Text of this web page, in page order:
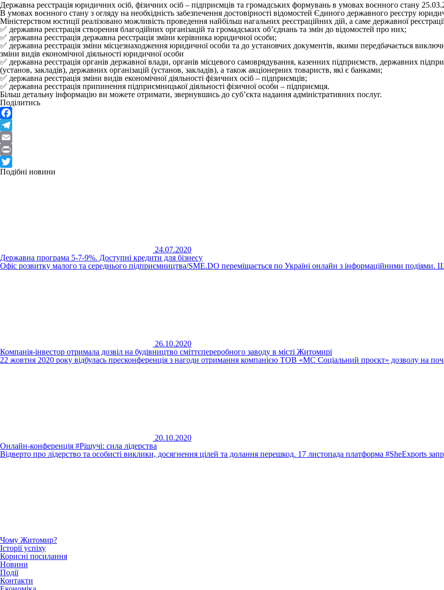
Державна реєстрація юридичних осіб, фізичних осіб – підприємців та громадських формувань в умовах воєнного стану
В умовах воєнного стану з огляду на необхідність забезпечення достовірності відомостей Єдиного державного реєстру
Міністерством юстиції реалізовано можливість проведення найбільш нагальних реєстраційних дій, а саме державної
✅ державна реєстрація створення благодійних організацій та громадських об’єднань та змін до відомостей про них;
✅ державна реєстрація державна реєстрація зміни керівника юридичної особи;
✅ державна реєстрація зміни місцезнаходження юридичної особи та до установчих документів, якими передбачається
зміни видів економічної діяльності юридичної особи
✅ державна реєстрація органів державної влади, органів місцевого самоврядування, казенних підприємств, державних
(установ, закладів), державних організацій (установ, закладів), а також акціонерних товариств, які є банками;
✅ державна реєстрація зміни видів економічної діяльності фізичних осіб – підприємців;
✅ державна реєстрація припинення підприємницької діяльності фізичної особи – підприємця.
Більш детальну інформацію ви можете отримати, звернувшись до суб’єкта надання адміністративних послуг.
Поділитись
Facebook
Telegram
Email
Print
Twitter
Подібні новини
24.07.2020
Державна програма 5-7-9%. Доступні кредити для бізнесу
Офіс розвитку малого та середнього підприємництва/SME.DO переміщається по Україні онлайн з інформаційними
26.10.2020
Компанія-інвестор отримала дозвіл на будівництво сміттєпереробного заводу в місті Житомирі
22 жовтня 2020 року відбулась пресконференція з нагоди отримання компанією ТОВ «МС Соціальний проєкт» дозволу на
20.10.2020
Онлайн-конференція #Рішучі: сила лідерства
Відверто про лідерство та особисті виклики, досягнення цілей та долання перешкод. 17 листопада платформа #SheExports
Чому Житомир?
Історії успіху
Корисні посилання
Новини
Події
Контакти